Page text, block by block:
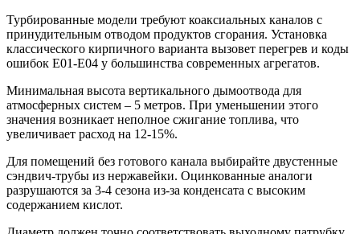
Турбированные модели требуют коаксиальных каналов с
принудительным отводом продуктов сгорания. Установка
классического кирпичного варианта вызовет перегрев и коды
ошибок E01-E04 у большинства современных агрегатов.
Минимальная высота вертикального дымоотвода для
атмосферных систем – 5 метров. При уменьшении этого
значения возникает неполное сжигание топлива, что
увеличивает расход на 12-15%.
Для помещений без готового канала выбирайте двустенные
сэндвич-трубы из нержавейки. Оцинкованные аналоги
разрушаются за 3-4 сезона из-за конденсата с высоким
содержанием кислот.